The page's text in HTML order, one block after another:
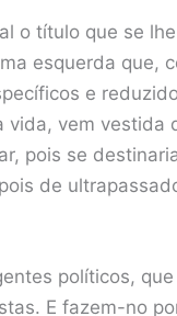
o título que se
esquerda que,
e
vem vestida
pois se
de
políticos,
E fazem-no